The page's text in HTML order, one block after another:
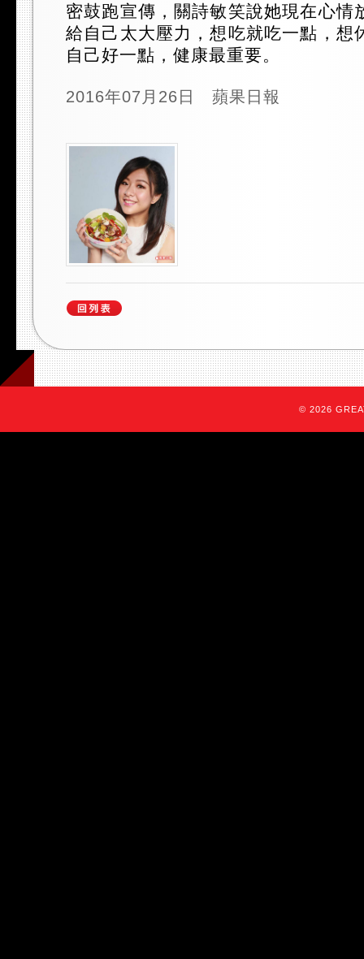
密鼓跑宣傳，關詩敏笑說她現在心情
給自己太大壓力，想吃就吃一點，想
自己好一點，健康最重要。
2016年07月26日 蘋果日報
© 2026